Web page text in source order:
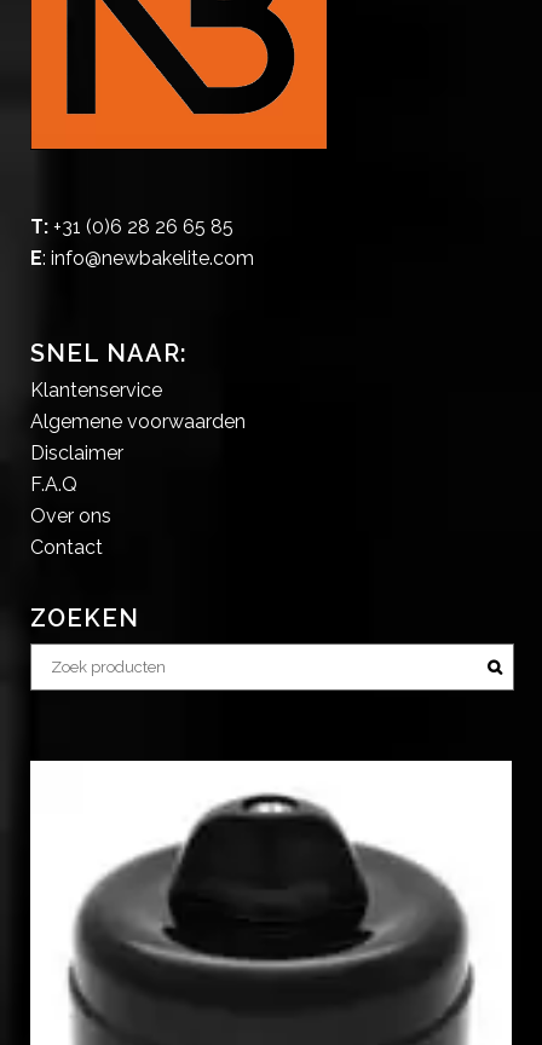
T: +31 (0)6 28 26 65 85
E: info@newbakelite.com
SNEL NAAR:
Klantenservice
Algemene voorwaarden
Disclaimer
F.A.Q
Over ons
Contact
ZOEKEN